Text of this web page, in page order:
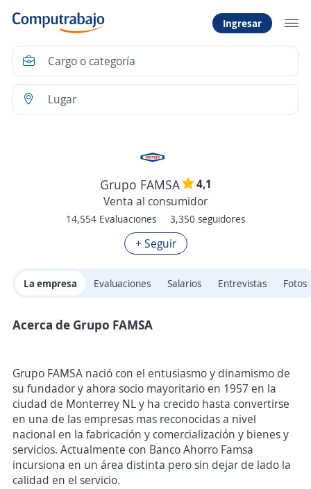
Ingresar
Grupo FAMSA
4,1
Venta al consumidor
14,554 Evaluaciones 3,350 seguidores
+ Seguir
La empresa Evaluaciones Salarios Entrevistas Fotos
Acerca de Grupo FAMSA
Grupo FAMSA nació con el entusiasmo y dinamismo de
su fundador y ahora socio mayoritario en 1957 en la
ciudad de Monterrey NL y ha crecido hasta convertirse
en una de las empresas mas reconocidas a nivel
nacional en la fabricación y comercialización y bienes y
servicios. Actualmente con Banco Ahorro Famsa
incursiona en un área distinta pero sin dejar de lado la
calidad en el servicio.